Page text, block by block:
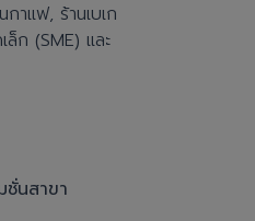
กาแฟ, ร้านเบเก
ก (SME) และ
ชั่นสาขา